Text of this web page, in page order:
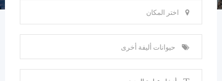
اختر المكان
حيوانات أليفة أخرى